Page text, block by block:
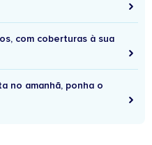
com coberturas à sua
no amanhã, ponha o